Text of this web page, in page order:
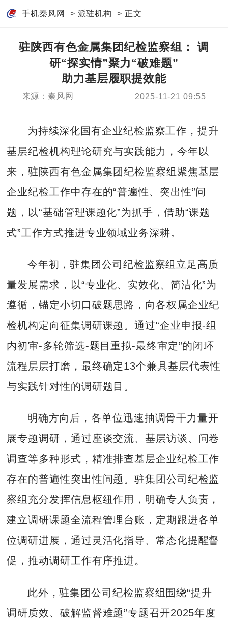
手机秦风网 > 派驻机构 > 正文
驻陕西有色金属集团纪检监察组： 调
研“探实情”聚力“破难题”
助力基层履职提效能
来源：秦风网 2025-11-21 09:55
为持续深化国有企业纪检监察工作，提升
基层纪检机构理论研究与实践能力，今年以
来，驻陕西有色金属集团纪检监察组聚焦基层
企业纪检工作中存在的“普遍性、突出性”问
题，以“基础管理课题化”为抓手，借助“课题
式”工作方式推进专业领域业务深耕。
今年初，驻集团公司纪检监察组立足高质
量发展需求，以“专业化、实效化、简洁化”为
遵循，锚定小切口破题思路，向各权属企业纪
检机构定向征集调研课题。通过“企业申报-组
内初审-多轮筛选-题目重拟-最终审定”的闭环
流程层层打磨，最终确定13个兼具基层代表性
与实践针对性的调研题目。
明确方向后，各单位迅速抽调骨干力量开
展专题调研，通过座谈交流、基层访谈、问卷
调查等多种形式，精准排查基层企业纪检工作
存在的普遍性突出性问题。驻集团公司纪检监
察组充分发挥信息枢纽作用，明确专人负责，
建立调研课题全流程管理台账，定期跟进各单
位调研进展，通过灵活化指导、常态化提醒督
促，推动调研工作有序推进。
此外，驻集团公司纪检监察组围绕“提升
调研质效、破解监督难题”专题召开2025年度